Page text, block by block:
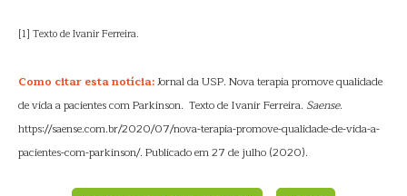
[1] Texto de Ivanir Ferreira.
Como citar esta notícia:Jornal da USP. Nova terapia promove qualidade
de vida a pacientes com Parkinson. Texto de Ivanir Ferreira. Saense.
https://saense.com.br/2020/07/nova-terapia-promove-qualidade-de-vida-a-
pacientes-com-parkinson/. Publicado em 27 de julho (2020).